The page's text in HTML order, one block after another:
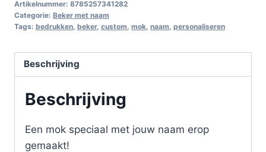
Artikelnummer: 8785257341282
Categorie: Beker met naam
Tags: bedrukken beker, custom mok naam personaliseren
Beschrijving
Beschrijving
Een mok speciaal met jouw naam erop
gemaakt!